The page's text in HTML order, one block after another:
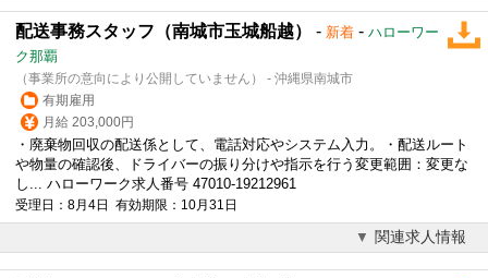
配送事務スタッフ（南城市玉城船越） - 新着 - ハローワー
ク那覇
（事業所の意向により公開していません） - 沖縄県南城市
有期雇用
月給 203,000円
・廃棄物回収の配送係として、電話対応やシステム入力。・配送ルート
や物量の確認後、ドライバーの振り分けや指示を行う変更範囲：変更な
し... ハローワーク求人番号 47010-19212961
受理日：8月4日 有効期限：10月31日
関連求人情報